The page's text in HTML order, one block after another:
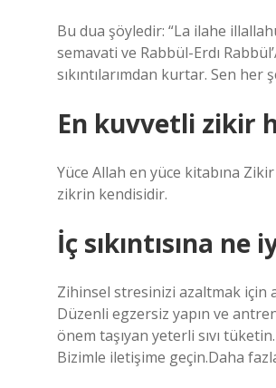
Bu dua şöyledir: “La ilahe
semavati ve Rabbül-Erdı
sıkıntılarımdan kurtar. Sen her
En kuvvetli zikir
Yüce Allah en yüce kitabına
zikrin kendisidir.
İç sıkıntısına ne
Zihinsel stresinizi azaltmak için
Düzenli egzersiz yapın ve
önem taşıyan yeterli sıvı
Bizimle iletişime geçin.Daha